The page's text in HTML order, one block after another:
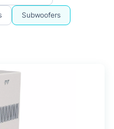
Subwoofers